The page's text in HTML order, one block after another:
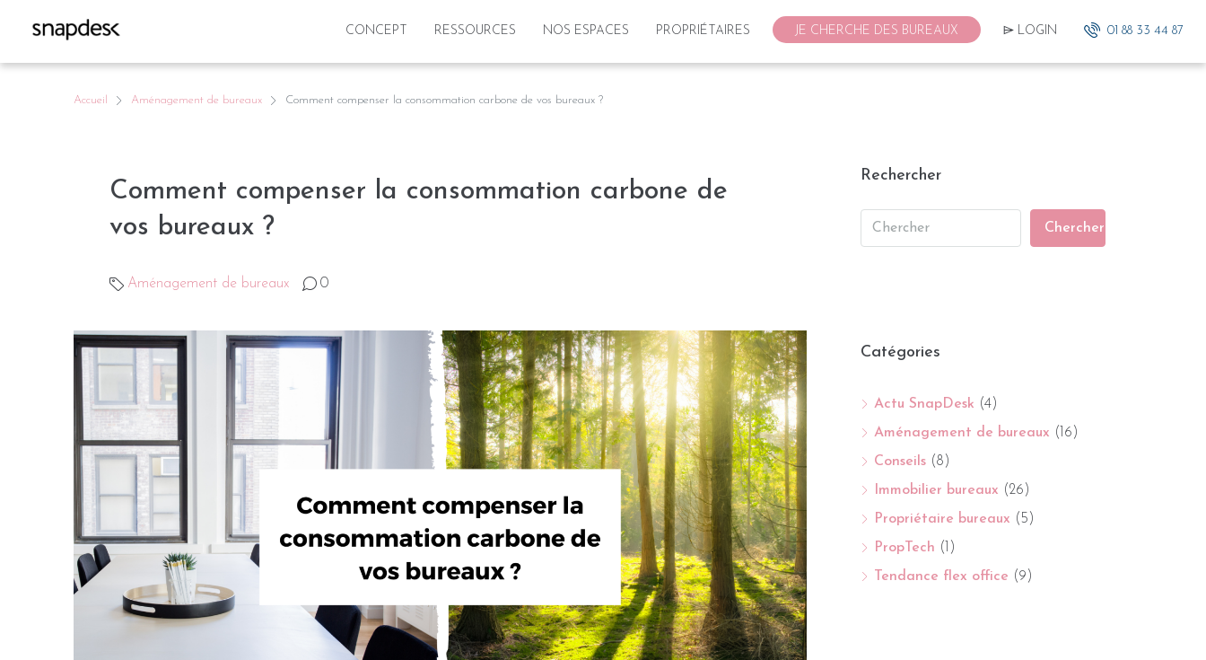
CONCEPT RESSOURCES NOS ESPACES PROPRIÉTAIRES JE CHERCHE DES BUREAUX ⌲ LOGIN 01 88 33 44 87
Accueil Aménagement de bureaux Comment compenser la consommation carbone de vos bureaux ?
Comment compenser la consommation carbone de
vos bureaux ?
Aménagement de bureaux 0
Rechercher
Chercher
Catégories
Actu SnapDesk (4)
Aménagement de bureaux (16)
Conseils (8)
Immobilier bureaux (26)
Propriétaire bureaux (5)
PropTech (1)
Tendance flex office (9)